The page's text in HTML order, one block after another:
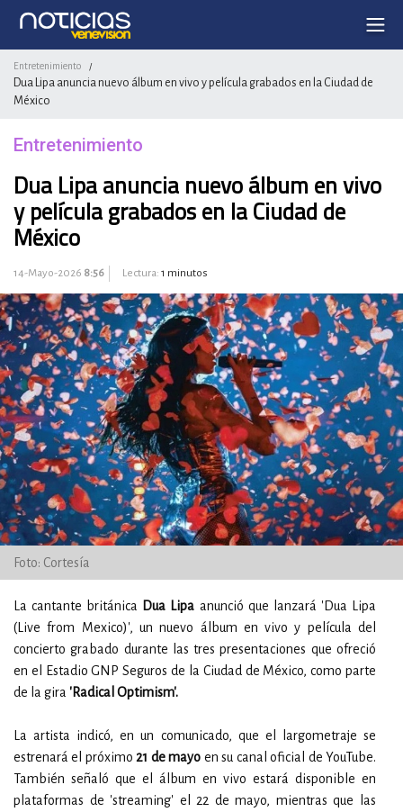
Entretenimiento /
Dua Lipa anuncia nuevo álbum en vivo y película grabados en la Ciudad de
México
Entretenimiento
Dua Lipa anuncia nuevo álbum en vivo
y película grabados en la Ciudad de
México
14-Mayo-2026 8:56 Lectura: 1 minutos
Foto: Cortesía
La cantante británica Dua Lipa anunció que lanzará 'Dua Lipa
(Live from Mexico)', un nuevo álbum en vivo y película del
concierto grabado durante las tres presentaciones que ofreció
en el Estadio GNP Seguros de la Ciudad de México, como parte
de la gira 'Radical Optimism'.
La artista indicó, en un comunicado, que el largometraje se
estrenará el próximo 21 de mayo en su canal oficial de YouTube.
También señaló que el álbum en vivo estará disponible en
plataformas de 'streaming' el 22 de mayo, mientras que las